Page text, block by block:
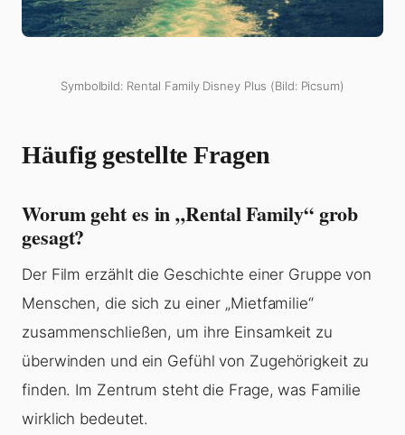
Symbolbild: Rental Family Disney Plus (Bild: Picsum)
Häufig gestellte Fragen
Worum geht es in „Rental Family“ grob
gesagt?
Der Film erzählt die Geschichte einer Gruppe von
Menschen, die sich zu einer „Mietfamilie“
zusammenschließen, um ihre Einsamkeit zu
überwinden und ein Gefühl von Zugehörigkeit zu
finden. Im Zentrum steht die Frage, was Familie
wirklich bedeutet.